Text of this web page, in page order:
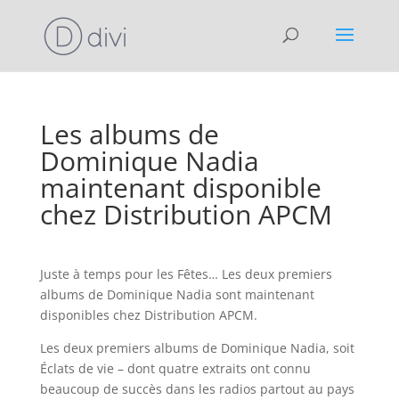
Les albums de
Dominique Nadia
maintenant disponible
chez Distribution APCM
Juste à temps pour les Fêtes… Les deux premiers
albums de Dominique Nadia sont maintenant
disponibles chez Distribution APCM.
Les deux premiers albums de Dominique Nadia, soit
Éclats de vie – dont quatre extraits ont connu
beaucoup de succès dans les radios partout au pays